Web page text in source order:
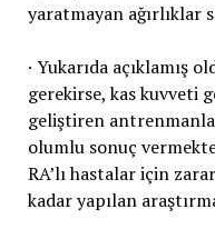
yaratmayan ağırlıklar
· Yukarıda açıklamış
gerekirse, kas kuvveti
geliştiren
olumlu sonuç
RA’lı hastalar için
kadar yapılan